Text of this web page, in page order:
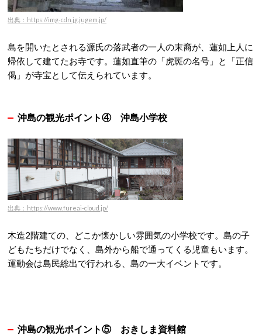
出典：https://img-cdn.jg.jugem.jp/
島を開いたとされる源氏の落武者の一人の末裔が、蓮如上人に
帰依して建てたお寺です。 蓮如直筆の「虎斑の名号」と「正信
偈」が寺宝として伝えられています。
沖島の観光ポイント④ 沖島小学校
出典：https://www.fureai-cloud.jp/
木造2階建ての、どこか懐かしい雰囲気の小学校です。 島の子
どもたちだけでなく、島外から船で通ってくる児童もいます。
運動会は島民総出で行われる、島の一大イベントです。
沖島の観光ポイント⑤ おきしま資料館